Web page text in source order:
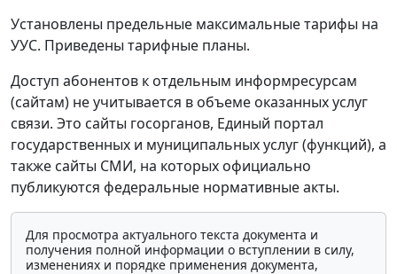
Установлены предельные максимальные тарифы на
УУС. Приведены тарифные планы.
Доступ абонентов к отдельным информресурсам
(сайтам) не учитывается в объеме оказанных услуг
связи. Это сайты госорганов, Единый портал
государственных и муниципальных услуг (функций), а
также сайты СМИ, на которых официально
публикуются федеральные нормативные акты.
Для просмотра актуального текста документа и
получения полной информации о вступлении в силу,
изменениях и порядке применения документа,